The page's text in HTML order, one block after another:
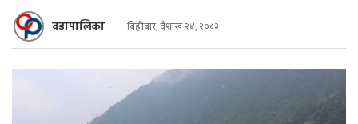
वडापालिका बिहीबार, वैशाख २४, २०८३